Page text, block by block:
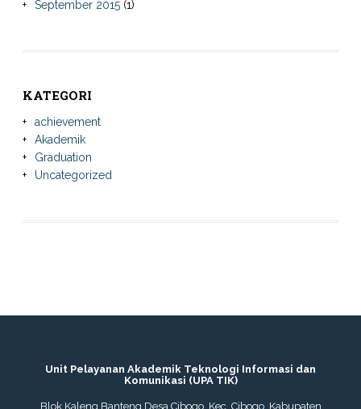
September 2015(1)
KATEGORI
achievement
Akademik
Graduation
Uncategorized
Unit Pelayanan Akademik Teknologi Informasi dan
Komunikasi (UPA TIK)
Blok Kaleng Banteng Desa Cibogo, Kec. Cibogo, Kabupaten